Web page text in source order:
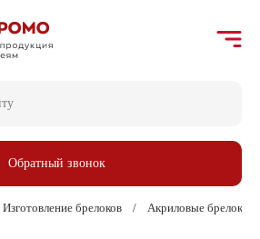
Обратный звонок
Изготовление брелоков Акриловые брелоки